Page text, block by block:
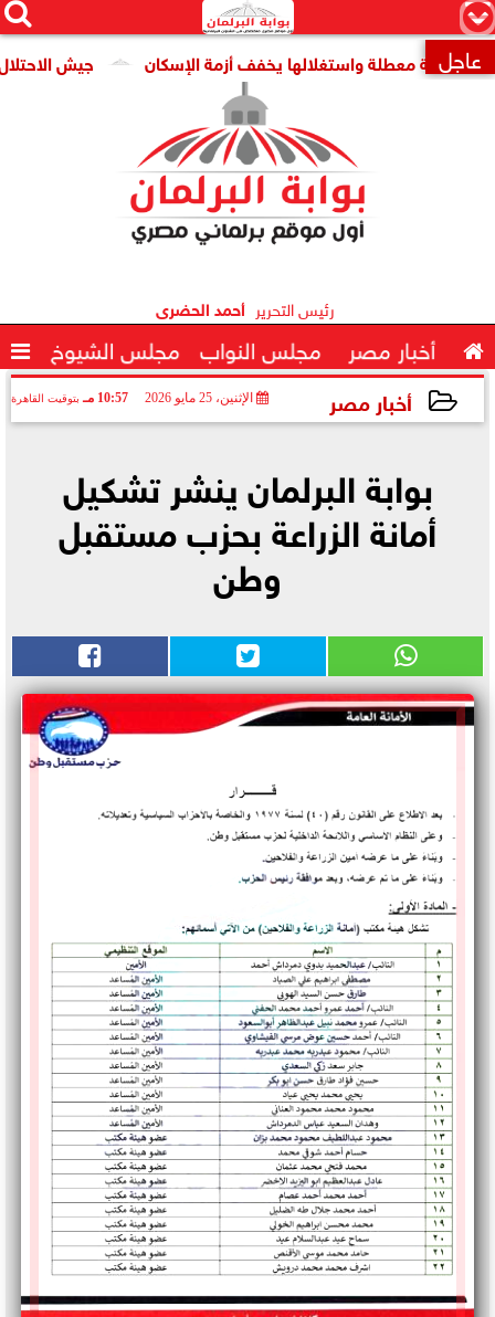
×


 عاجل جيش الاحتلال: مقتل جنديين معطلة واستغلالها يخفف أزمة الإسكان
رئيس التحرير أحمد الحضرى
 أخبار مصر مجلس النواب مجلس الشيوخ 
أخبار مصر الإثنين، 25 مايو 2026 10:57 مـ بتوقيت القاهرة
بوابة البرلمان ينشر تشكيل
أمانة الزراعة بحزب مستقبل
وطن